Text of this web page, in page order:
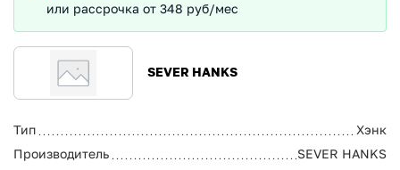
SEVER HANKS
Тип
Хэнк
Производитель
SEVER HANKS
или рассрочка от 348 руб/мес